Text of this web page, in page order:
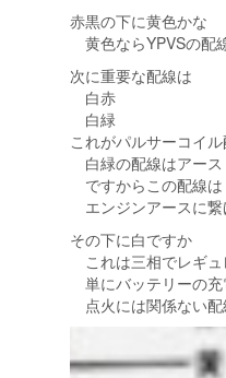
赤黒の下に黄色かな
黄色ならYPVSの配
次に重要な配線は
白赤
白緑
これがパルサーコイ
白緑の配線はアース
ですからこの配線は
エンジンアースに繋
その下に白ですか
これは三相でレギ
単にバッテリーの
点火には関係ない配